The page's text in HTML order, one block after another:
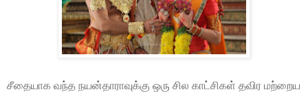
சீதையாக வந்த நயன்தாராவுக்கு ஒரு சில காட்சிகள் தவிர மற்றைய